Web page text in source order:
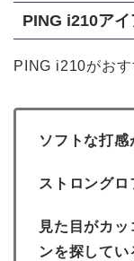
PING i210ア
PING i210がお
ソフトな打感
ストロング
見た目がカ
ンを探してい